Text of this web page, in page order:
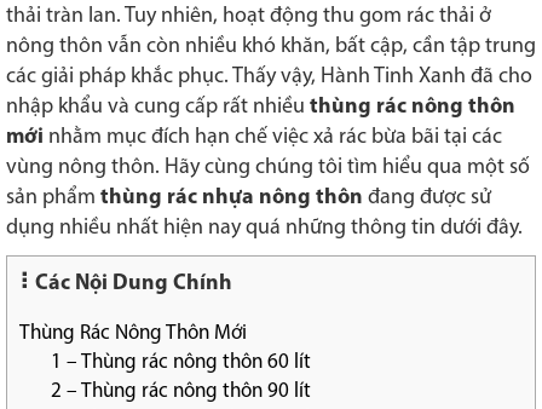
thải tràn lan. Tuy nhiên, hoạt động thu gom rác thải ở
nông thôn vẫn còn nhiều khó khăn, bất cập, cần tập trung
các giải pháp khắc phục. Thấy vậy, Hành Tinh Xanh đã cho
nhập khẩu và cung cấp rất nhiều thùng rác nông thôn
mới nhằm mục đích hạn chế việc xả rác bừa bãi tại các
vùng nông thôn. Hãy cùng chúng tôi tìm hiểu qua một số
sản phẩm thùng rác nhựa nông thôn đang được sử
dụng nhiều nhất hiện nay quá những thông tin dưới đây.
Các Nội Dung Chính
Thùng Rác Nông Thôn Mới
1 – Thùng rác nông thôn 60 lít
2 – Thùng rác nông thôn 90 lít